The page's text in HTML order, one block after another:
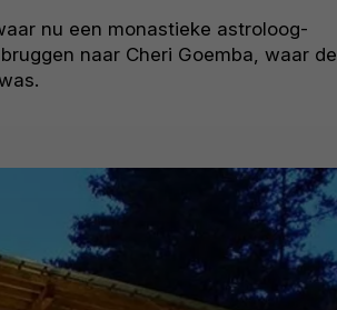
nu een monastieke astroloog-
naar Cheri Goemba, waar de